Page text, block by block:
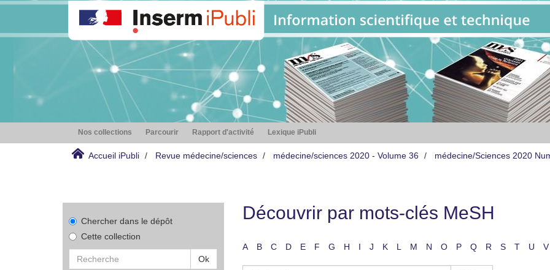
Nos collections Parcourir Rapport d'activité Lexique iPubli
Accueil iPubli Revue médecine/sciences médecine/sciences 2020 - Volume 36 médecine/Sciences 2020
Chercher dans le dépôt
Cette collection
Ok
Découvrir par mots-clés MeSH
A B C D E F G H I J K L M N O P Q R S T U V